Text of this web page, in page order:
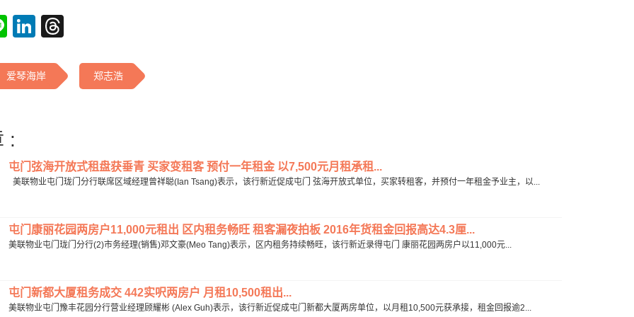
LineLinkedIn
爱琴海岸 郑志浩
:
屯门弦海开放式租盘获垂青 买家变租客 预付一年租金 以7,500元月租承租...
美联物业屯门珑门分行联席区域经理曾祥聪(Ian Tsang)表示，该行新近促成屯门 弦海开放式单位，买家转租客，并预付一年租金予业主，以...
屯门康丽花园两房户11,000元租出 区内租务畅旺 租客漏夜拍板 2016年货租金回报高达4.3厘...
美联物业屯门珑门分行(2)市务经理(销售)邓文豪(Meo Tang)表示，区内租务持续畅旺，该行新近录得屯门 康丽花园两房户以11,000元...
屯门新都大厦租务成交 442实呎两房户 月租10,500租出...
美联物业屯门豫丰花园分行营业经理顾耀彬 (Alex Guh)表示，该行新近促成屯门新都大厦两房单位，以月租10,500元获承接，租金回报逾2...